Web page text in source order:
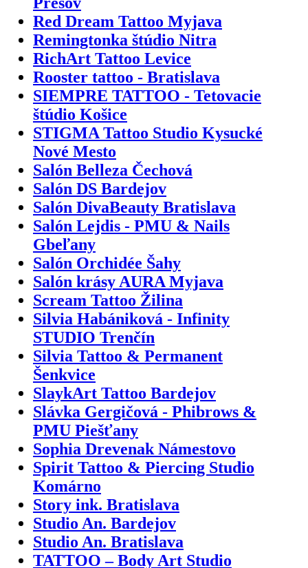
Red Dream Tattoo Myjava
Remingtonka štúdio Nitra
RichArt Tattoo Levice
Rooster tattoo - Bratislava
SIEMPRE TATTOO - Tetovacie
štúdio Košice
STIGMA Tattoo Studio Kysucké
Nové Mesto
Salón Belleza Čechová
Salón DS Bardejov
Salón DivaBeauty Bratislava
Salón Lejdis - PMU & Nails
Gbeľany
Salón Orchidée Šahy
Salón krásy AURA Myjava
Scream Tattoo Žilina
Silvia Habániková - Infinity
STUDIO Trenčín
Silvia Tattoo & Permanent
Šenkvice
SlaykArt Tattoo Bardejov
Slávka Gergičová - Phibrows &
PMU Piešťany
Sophia Drevenak Námestovo
Spirit Tattoo & Piercing Studio
Komárno
Story ink. Bratislava
Studio An. Bardejov
Studio An. Bratislava
TATTOO – Body Art Studio